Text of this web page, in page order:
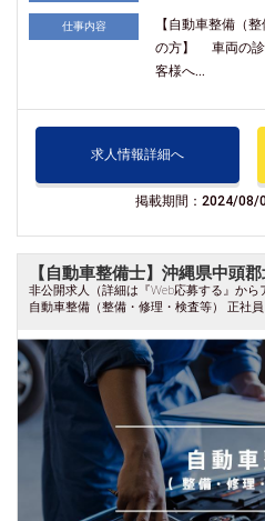
仕事内容
【自動車整備（
の方】 車両の診
客様へ...
求人情報詳細へ
掲載期間：2024/08/
【自動車整備士】沖縄県中頭
非公開求人（詳細は『Web応募する』か
自動車整備（整備・修理・検査等） 正社員